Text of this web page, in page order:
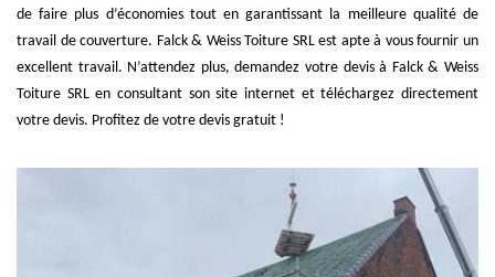
de faire plus d’économies tout en garantissant la meilleure qualité de
travail de couverture. Falck & Weiss Toiture SRL est apte à vous fournir un
excellent travail. N’attendez plus, demandez votre devis à Falck & Weiss
Toiture SRL en consultant son site internet et téléchargez directement
votre devis. Profitez de votre devis gratuit !